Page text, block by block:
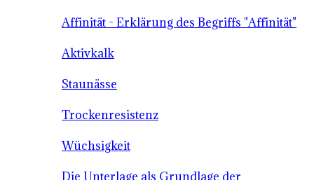
Affinität - Erklärung des Begriffs "Affinität"
Aktivkalk
Staunässe
Trockenresistenz
Wüchsigkeit
Die Unterlage als Grundlage der